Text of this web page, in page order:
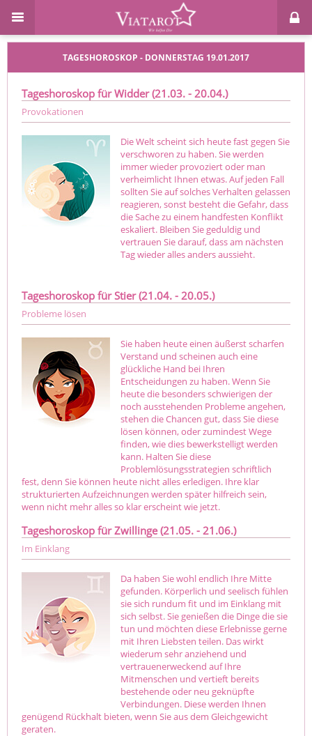
TAGESHOROSKOP - DONNERSTAG 19.01.2017
Tageshoroskop für Widder (21.03. - 20.04.)
Provokationen
Die Welt scheint sich heute fast gegen Sie
verschworen zu haben. Sie werden
immer wieder provoziert oder man
verheimlicht Ihnen etwas. Auf jeden Fall
sollten Sie auf solches Verhalten gelassen
reagieren, sonst besteht die Gefahr, dass
die Sache zu einem handfesten Konflikt
eskaliert. Bleiben Sie geduldig und
vertrauen Sie darauf, dass am nächsten
Tag wieder alles anders aussieht.
Tageshoroskop für Stier (21.04. - 20.05.)
Probleme lösen
Sie haben heute einen äußerst scharfen
Verstand und scheinen auch eine
glückliche Hand bei Ihren
Entscheidungen zu haben. Wenn Sie
heute die besonders schwierigen der
noch ausstehenden Probleme angehen,
stehen die Chancen gut, dass Sie diese
lösen können, oder zumindest Wege
finden, wie dies bewerkstelligt werden
kann. Halten Sie diese
Problemlösungsstrategien schriftlich
fest, denn Sie können heute nicht alles erledigen. Ihre klar
strukturierten Aufzeichnungen werden später hilfreich sein,
wenn nicht mehr alles so klar erscheint wie jetzt.
Tageshoroskop für Zwillinge (21.05. - 21.06.)
Im Einklang
Da haben Sie wohl endlich Ihre Mitte
gefunden. Körperlich und seelisch fühlen
sie sich rundum fit und im Einklang mit
sich selbst. Sie genießen die Dinge die sie
tun und möchten diese Erlebnisse gerne
mit Ihren Liebsten teilen. Das wirkt
wiederum sehr anziehend und
vertrauenerweckend auf Ihre
Mitmenschen und vertieft bereits
bestehende oder neu geknüpfte
Verbindungen. Diese werden Ihnen
genügend Rückhalt bieten, wenn Sie aus dem Gleichgewicht
geraten.